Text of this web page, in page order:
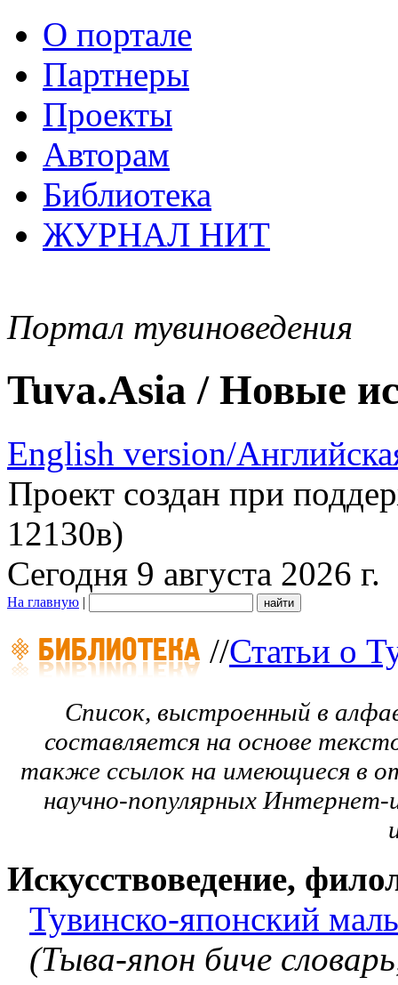
О портале
Партнеры
Проекты
Авторам
Библиотека
ЖУРНАЛ НИТ
Портал тувиноведения
Tuva.Asia / Новые
English version/
Проект создан при
12130в)
Сегодня 9 августа 2026 г.
На главную |
//Статьи о
Список, выстроенный в
составляется на основе
также ссылок на имеющиеся в
научно-популярных
Искусствоведение,
Тувинско-японский
(Тыва-япон биче